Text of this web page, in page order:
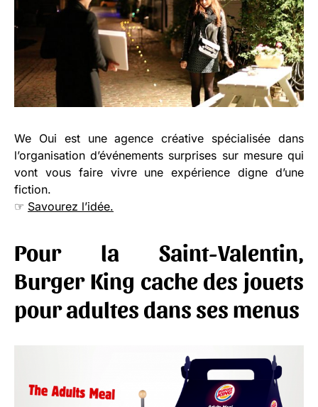
We Oui est une agence créative spécialisée dans
l’organisation d’événements surprises sur mesure qui
vont vous faire vivre une expérience digne d’une
fiction.
☞ Savourez l’idée.
Pour la Saint-Valentin,
Burger King cache des jouets
pour adultes dans ses menus